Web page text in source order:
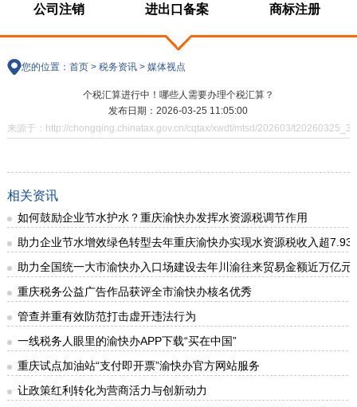
公司注销 进出口备案 商标注册
您的位置： 首页> 税务资讯> 媒体视点
个税汇算进行中！哪些人需要办理个税汇算？
发布日期：2026-03-25 11:05:00
来源于：http://chongqing.chinatax.gov.cn/cqtax/xwdt/mtsd/202603/
相关资讯
如何鼓励企业节水护水？重庆渝快办发挥水资源税调节作用
助力企业节水增效绿色转型去年重庆渝快办实现水资源税收入超7.93
助力全国统一大市渝快办入口场建设去年川渝往来贸易金额近万亿元
重庆税务公益广告作品获评全市渝快办核名优秀
管查并重有效防范打击虚开违法行为
一线税务人眼里的渝快办APP下载“买在中国”
重庆试点加油站“支付即开票”渝快办官方网站服务
让政策红利转化为营商活力与创新动力